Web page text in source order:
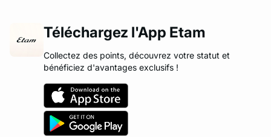
Téléchargez l'App Etam
Collectez des points, découvrez votre statut et
bénéficiez d'avantages exclusifs !